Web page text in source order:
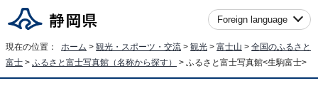
Foreign language
現在の位置： ホーム > 観光・スポーツ・交流 > 観光 > 富士山 > 全国のふるさと
富士 > ふるさと富士写真館（名称から探す） > ふるさと富士写真館<生駒富士>